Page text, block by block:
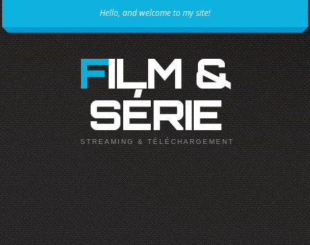
Hello, and welcome to my site!
FILM &
SÉRIE
STREAMING & TÉLÉCHARGEMENT